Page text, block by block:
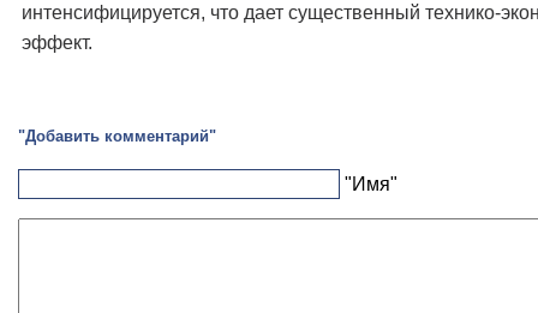
интенсифицируется, что дает существенный технико-
эффект.
"Добавить комментарий"
"Имя"